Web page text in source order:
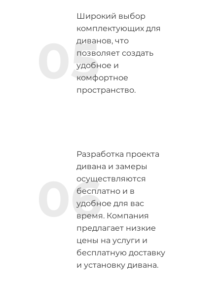
Широкий выбор
комплектующих для
диванов, что
позволяет создать
удобное и
комфортное
пространство.
Разработка проекта
дивана и замеры
осуществляются
бесплатно и в
удобное для вас
время. Компания
предлагает низкие
цены на услуги и
бесплатную доставку
и установку дивана.
05
06